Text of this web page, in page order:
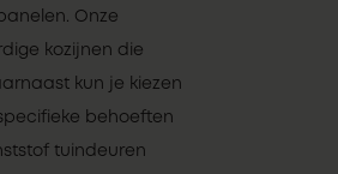
Onze
kozijnen die
kun je kiezen
behoeften
tuindeuren